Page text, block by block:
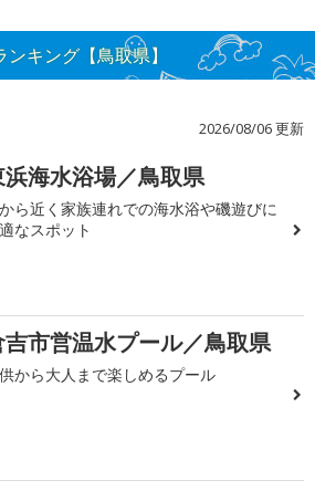
キング【鳥取県】
2026/08/06 更新
浜海水浴場／鳥取県
ら近く家族連れでの海水浴や磯遊びに
なスポット
吉市営温水プール／鳥取県
から大人まで楽しめるプール